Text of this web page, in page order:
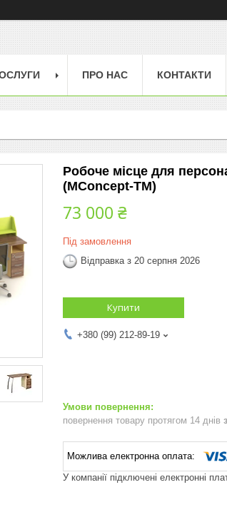
ПРО НАС КОНТАКТИ
Робоче місце для
(MConcept-ТМ)
73 000 ₴
Під замовлення
Відправка з 20 серпня 2026
Купити
+380 (99) 212-89-19
повернення товару протягом 14 днів
У компанії підключені електронні